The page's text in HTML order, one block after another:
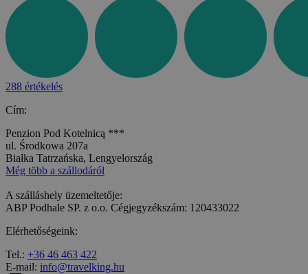
288 értékelés
Cím:
Penzion Pod Kotelnicą ***
ul. Środkowa 207a
Białka Tatrzańska, Lengyelország
Még több a szállodáról
A szálláshely üzemeltetője:
ABP Podhale SP. z o.o. Cégjegyzékszám: 120433022
Elérhetőségeink:
Tel.: +36 46 463 422
E-mail: info@travelking.hu